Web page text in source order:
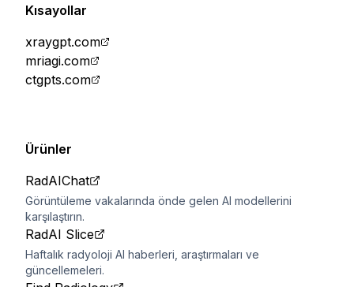
Kısayollar
xraygpt.com
mriagi.com
ctgpts.com
Ürünler
RadAIChat
Görüntüleme vakalarında önde gelen AI modellerini
karşılaştırın.
RadAI Slice
Haftalık radyoloji AI haberleri, araştırmaları ve
güncellemeleri.